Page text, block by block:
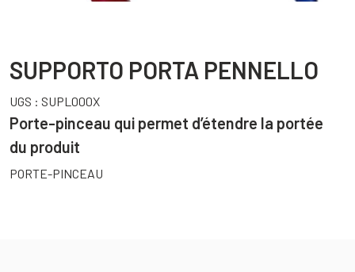
SUPPORTO PORTA PENNELLO
UGS : SUPL000X
Porte-pinceau qui permet d’étendre la portée
du produit
PORTE-PINCEAU